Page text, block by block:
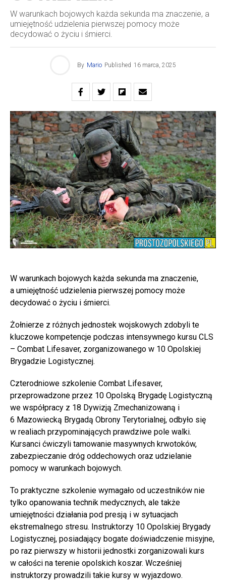
W warunkach bojowych każda sekunda ma znaczenie, a
umiejętność udzielenia pierwszej pomocy może
decydować o życiu i śmierci.
By Mario Published 16 marca, 2025
W warunkach bojowych każda sekunda ma znaczenie,
a umiejętność udzielenia pierwszej pomocy może
decydować o życiu i śmierci.
Żołnierze z różnych jednostek wojskowych zdobyli te
kluczowe kompetencje podczas intensywnego kursu CLS
– Combat Lifesaver, zorganizowanego w 10 Opolskiej
Brygadzie Logistycznej.
Czterodniowe szkolenie Combat Lifesaver,
przeprowadzone przez 10 Opolską Brygadę Logistyczną
we współpracy z 18 Dywizją Zmechanizowaną i
6 Mazowiecką Brygadą Obrony Terytorialnej, odbyło się
w realiach przypominających prawdziwe pole walki.
Kursanci ćwiczyli tamowanie masywnych krwotoków,
zabezpieczanie dróg oddechowych oraz udzielanie
pomocy w warunkach bojowych.
To praktyczne szkolenie wymagało od uczestników nie
tylko opanowania technik medycznych, ale także
umiejętności działania pod presją i w sytuacjach
ekstremalnego stresu. Instruktorzy 10 Opolskiej Brygady
Logistycznej, posiadający bogate doświadczenie misyjne,
po raz pierwszy w historii jednostki zorganizowali kurs
w całości na terenie opolskich koszar. Wcześniej
instruktorzy prowadzili takie kursy w wyjazdowo.